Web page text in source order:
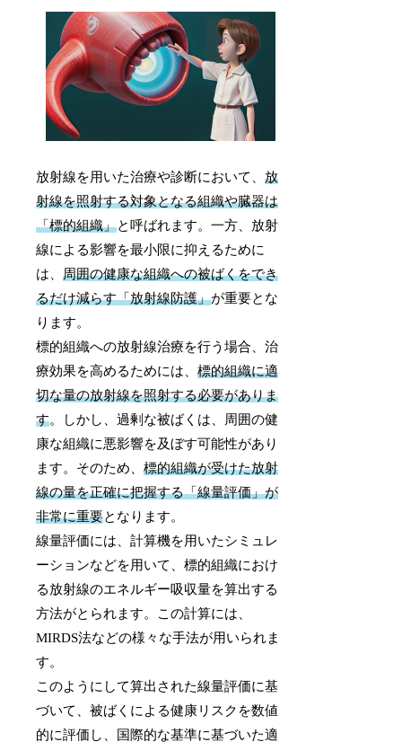
放射線を用いた治療や診断において、放
射線を照射する対象となる組織や臓器は
「標的組織」と呼ばれます。一方、放射
線による影響を最小限に抑えるために
は、周囲の健康な組織への被ばくをでき
るだけ減らす「放射線防護」が重要とな
ります。
標的組織への放射線治療を行う場合、治
療効果を高めるためには、標的組織に適
切な量の放射線を照射する必要がありま
す。しかし、過剰な被ばくは、周囲の健
康な組織に悪影響を及ぼす可能性があり
ます。そのため、標的組織が受けた放射
線の量を正確に把握する「線量評価」が
非常に重要となります。
線量評価には、計算機を用いたシミュレ
ーションなどを用いて、標的組織におけ
る放射線のエネルギー吸収量を算出する
方法がとられます。この計算には、
MIRDS法などの様々な手法が用いられま
す。
このようにして算出された線量評価に基
づいて、被ばくによる健康リスクを数値
的に評価し、国際的な基準に基づいた適